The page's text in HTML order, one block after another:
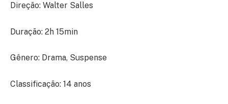
Direção: Walter Salles
Duração: 2h 15min
Gênero: Drama, Suspense
Classificação: 14 anos